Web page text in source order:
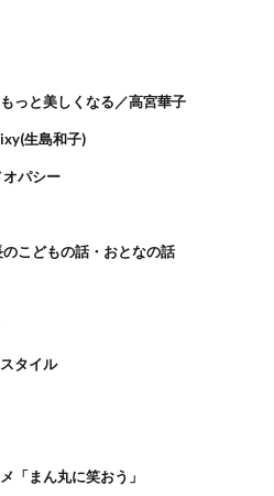
っと美しくなる／高宮華子
生島和子)
パシー
こどもの話・おとなの話
タイル
「まん丸に笑おう」